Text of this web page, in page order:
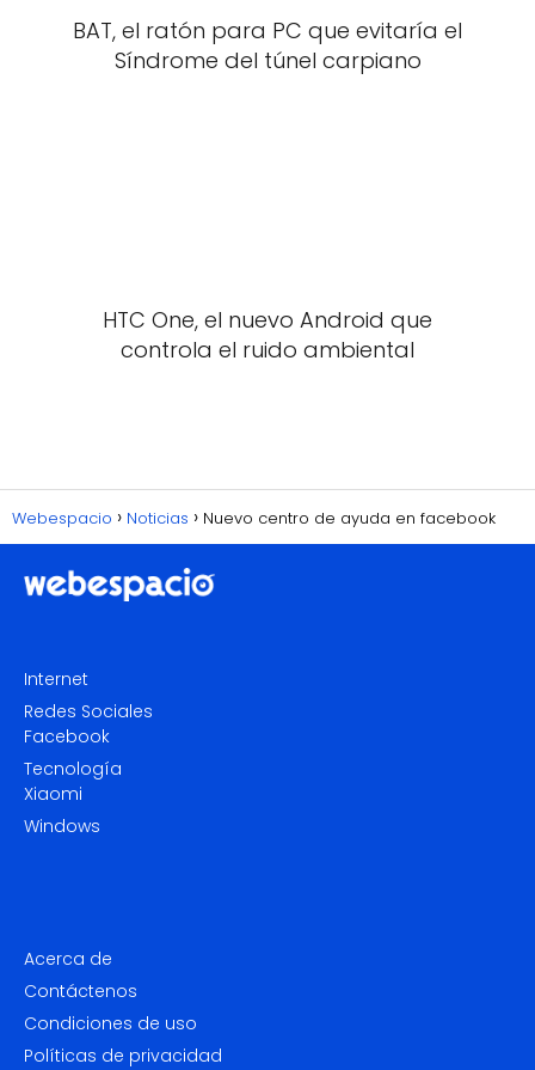
BAT, el ratón para PC que evitaría el
Síndrome del túnel carpiano
HTC One, el nuevo Android que
controla el ruido ambiental
Webespacio Noticias Nuevo centro de ayuda en facebook
Internet
Redes Sociales
Facebook
Tecnología
Xiaomi
Windows
Acerca de
Contáctenos
Condiciones de uso
Políticas de privacidad